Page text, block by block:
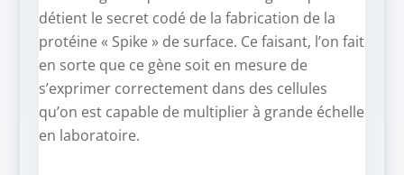
détient le secret codé de la fabrication de la
protéine « Spike » de surface. Ce faisant, l’on fait
en sorte que ce gène soit en mesure de
s’exprimer correctement dans des cellules
qu’on est capable de multiplier à grande échelle
en laboratoire.